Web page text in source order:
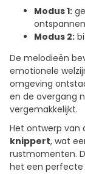
Modus 1:
Modus 2:
De melodieën
emotionele
omgeving
en de overgang
vergemakkelijkt.
Het ontwerp van
knippert, wat
rustmomenten.
het een